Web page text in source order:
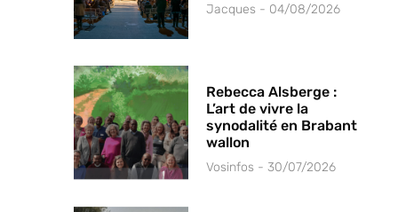
Jacques 04/08/2026
Rebecca Alsberge :
L’art de vivre la
synodalité en Brabant
wallon
Vosinfos 30/07/2026